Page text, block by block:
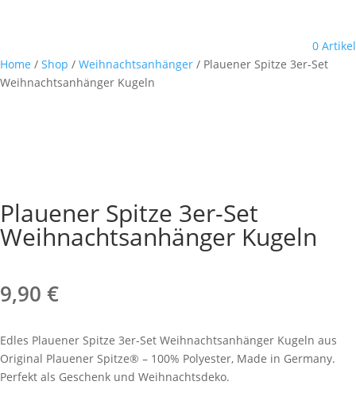
0 Artikel
Home / Shop / Weihnachtsanhänger / Plauener Spitze 3er-Set
Weihnachtsanhänger Kugeln
Plauener Spitze 3er-Set
Weihnachtsanhänger Kugeln
9,90 €
Edles Plauener Spitze 3er-Set Weihnachtsanhänger Kugeln aus
Original Plauener Spitze® – 100% Polyester, Made in Germany.
Perfekt als Geschenk und Weihnachtsdeko.